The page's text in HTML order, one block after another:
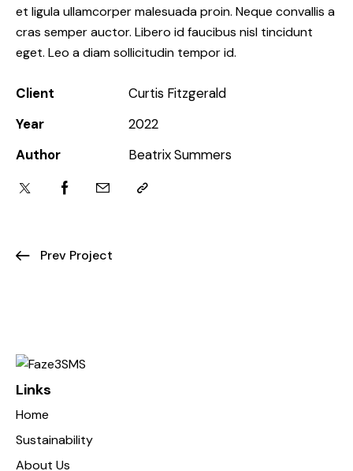
et ligula ullamcorper malesuada proin. Neque convallis a
cras semper auctor. Libero id faucibus nisl tincidunt
eget. Leo a diam sollicitudin tempor id.
Client
Curtis Fitzgerald
Year
2022
Author
Beatrix Summers
Prev Project
Links
Home
Sustainability
About Us